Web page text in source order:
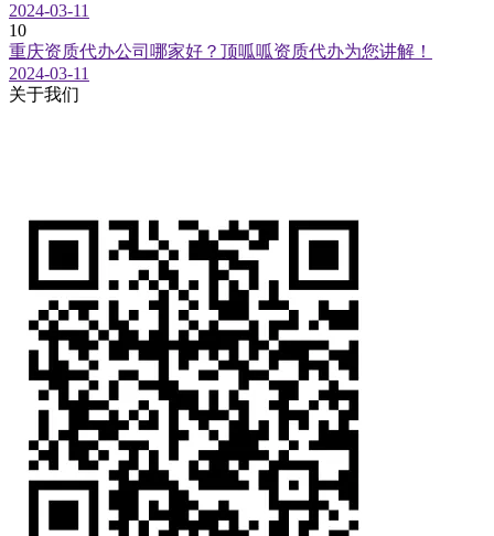
2024-03-11
10
重庆资质代办公司哪家好？顶呱呱资质代办为您讲解！
2024-03-11
关于我们